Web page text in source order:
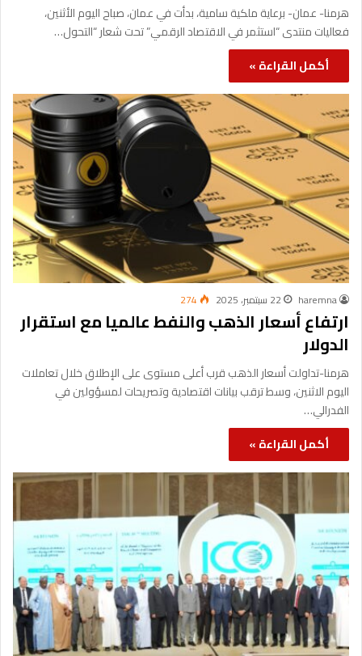
هرمنا- عمان- برعاية ملكية سامية، بدأت في عمان، صباح اليوم الأثنين،
فعاليات منتدى “استثمر في الاقتصاد الرقمي” تحت شعار “التحول…
أكمل القراءة »
haremna 22 سبتمبر، 2025 274
ارتفاع أسعار الذهب والنفط عالميا مع استقرار
الدولار
هرمنا-تداولت أسعار الذهب قرب أعلى مستوى على الإطلاق خلال تعاملات
اليوم الاثنين، وسط ترقب بيانات اقتصادية وتصريحات لمسؤولين في
الفدرالي…
أكمل القراءة »